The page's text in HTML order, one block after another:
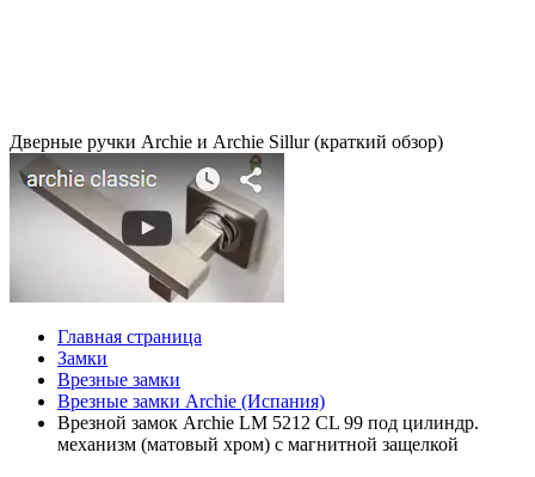
Дверные ручки Archie и Archie Sillur (краткий обзор)
Главная страница
Замки
Врезные замки
Врезные замки Archie (Испания)
Врезной замок Archie LM 5212 CL 99 под цилиндр.
механизм (матовый хром) с магнитной защелкой